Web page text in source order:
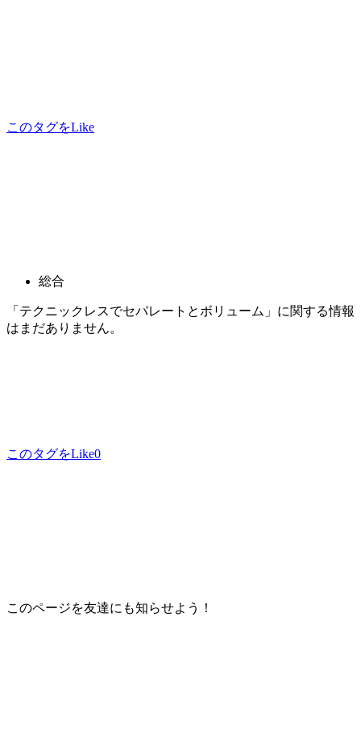
このタグをLike
総合
「テクニックレスでセパレートとボリューム」に関する情報
はまだありません。
このタグをLike0
このページを友達にも知らせよう！